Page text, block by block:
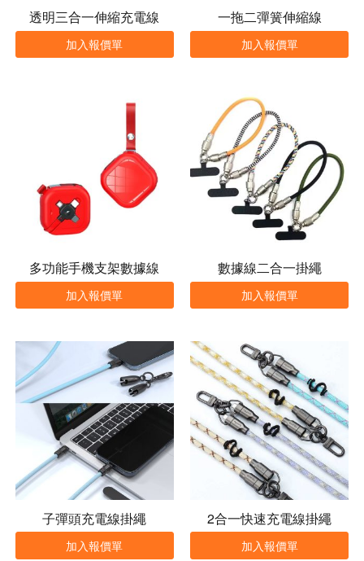
透明三合一伸縮充電線
加入報價單
一拖二彈簧伸縮線
加入報價單
多功能手機支架數據線
加入報價單
數據線二合一掛繩
加入報價單
子彈頭充電線掛繩
加入報價單
2合一快速充電線掛繩
加入報價單